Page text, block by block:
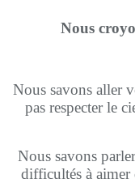
Nous
Nous savons aller
pas respecter le
Nous savons
difficultés à aimer